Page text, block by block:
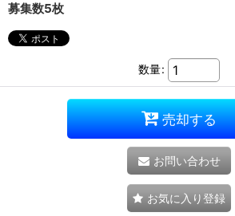
募集数5枚
数量:
売却する
お問い合わせ
お気に入り登録